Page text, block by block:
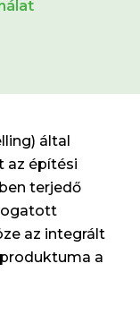
által
építési
terjedő
az integrált
a